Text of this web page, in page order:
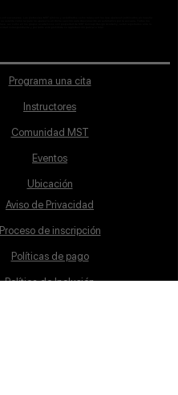
Programa una cita
Instructores
Comunidad MST
Eventos
Ubicación
Aviso de Privacidad
Proceso de inscripción
Políticas de pago
Política de Inclusión